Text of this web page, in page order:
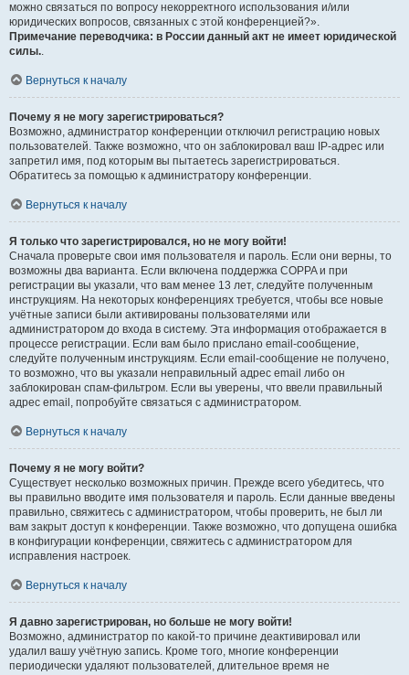
можно связаться по вопросу некорректного использования и/или
юридических вопросов, связанных с этой конференцией?».
Примечание переводчика: в России данный акт не имеет юридической
силы..
Вернуться к началу
Почему я не могу зарегистрироваться?
Возможно, администратор конференции отключил регистрацию новых
пользователей. Также возможно, что он заблокировал ваш IP-адрес или
запретил имя, под которым вы пытаетесь зарегистрироваться.
Обратитесь за помощью к администратору конференции.
Вернуться к началу
Я только что зарегистрировался, но не могу войти!
Сначала проверьте свои имя пользователя и пароль. Если они верны, то
возможны два варианта. Если включена поддержка COPPA и при
регистрации вы указали, что вам менее 13 лет, следуйте полученным
инструкциям. На некоторых конференциях требуется, чтобы все новые
учётные записи были активированы пользователями или
администратором до входа в систему. Эта информация отображается в
процессе регистрации. Если вам было прислано email-сообщение,
следуйте полученным инструкциям. Если email-сообщение не получено,
то возможно, что вы указали неправильный адрес email либо он
заблокирован спам-фильтром. Если вы уверены, что ввели правильный
адрес email, попробуйте связаться с администратором.
Вернуться к началу
Почему я не могу войти?
Существует несколько возможных причин. Прежде всего убедитесь, что
вы правильно вводите имя пользователя и пароль. Если данные введены
правильно, свяжитесь с администратором, чтобы проверить, не был ли
вам закрыт доступ к конференции. Также возможно, что допущена ошибка
в конфигурации конференции, свяжитесь с администратором для
исправления настроек.
Вернуться к началу
Я давно зарегистрирован, но больше не могу войти!
Возможно, администратор по какой-то причине деактивировал или
удалил вашу учётную запись. Кроме того, многие конференции
периодически удаляют пользователей, длительное время не